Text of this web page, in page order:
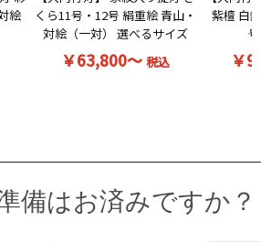
絵
くら11号・12号 絹重絵 青山・
対絵（一対） 選べるサイズ
￥63,800～税込
紫檀 白
￥
備はお済みですか？